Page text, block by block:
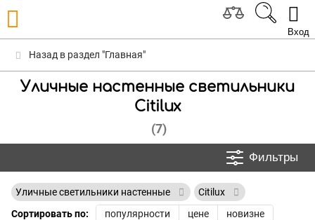
Вход
Назад в раздел "Главная"
Уличные настенные светильники
Citilux
(7)
Фильтры
Уличные светильники настенные
Citilux
Сортировать по:
популярности цене новизне